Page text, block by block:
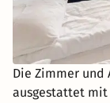
Die Zimmer
ausgestattet mit